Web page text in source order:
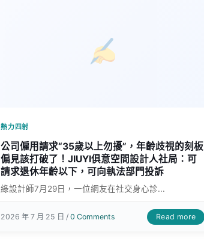
熱力四射
公司僱用請求“35歲以上勿擾”，年齡歧視的刻板
偏見該打破了！JIUYI俱意空間設計人社局：可
請求退休年齡以下，可向執法部門投訴
綠設計師7月29日，一位網友在社交身心診...
2026 年 7 月 25 日 /0 Comments Read more